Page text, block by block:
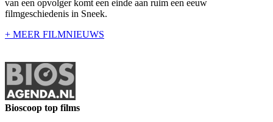
van een opvolger komt een einde aan ruim een eeuw
filmgeschiedenis in Sneek.
+ MEER FILMNIEUWS
Bioscoop top films